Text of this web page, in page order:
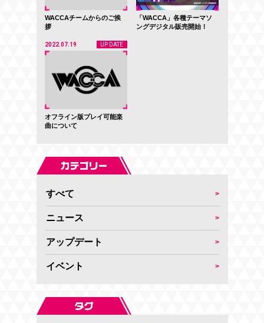
WACCAチームからのご挨
拶
「WACCA」各種テーマソ
ングデジタル販売開始！
2022.07.19 UP DATE
オフライン版プレイ可能楽
曲について
すべて
ニュース
アップデート
イベント